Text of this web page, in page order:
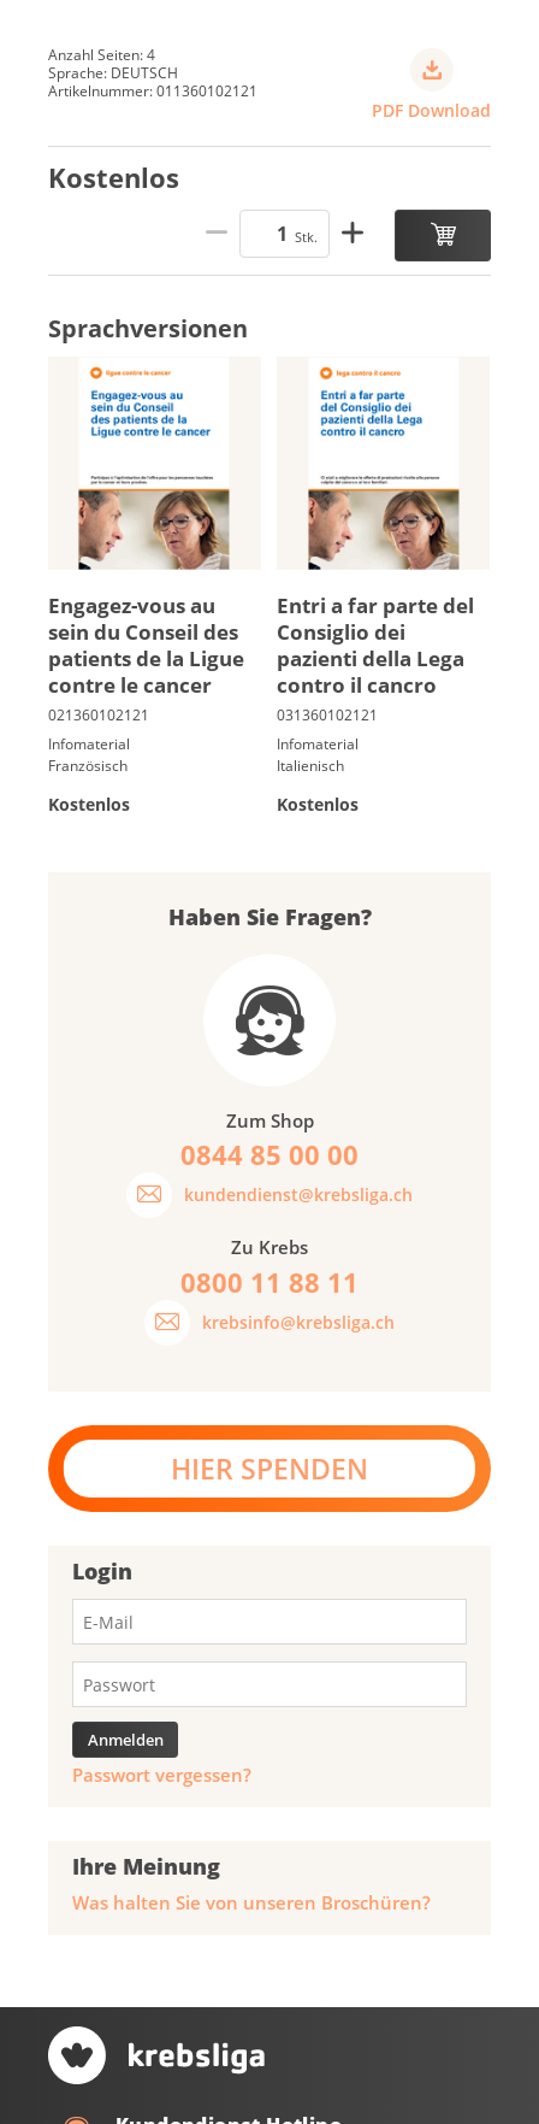
Anzahl Seiten: 4
Sprache: DEUTSCH
Artikelnummer: 011360102121
PDF Download
Kostenlos
Stk.
Sprachversionen
En­ga­gez-vous au
sein du Conseil des
pa­tients de la Ligue
contre le can­cer
Infomaterial
Französisch
Kostenlos
Entri a far parte del
Con­siglio dei
pazienti della Lega
contro il cancro
Infomaterial
Italienisch
Kostenlos
Haben Sie Fragen?
Zum Shop
0844 85 00 00
kundendienst@krebsliga.ch
Zu Krebs
0800 11 88 11
krebsinfo@krebsliga.ch
HIER SPENDEN
Login
Passwort vergessen?
Ihre Meinung
Was halten Sie von unseren Broschüren?